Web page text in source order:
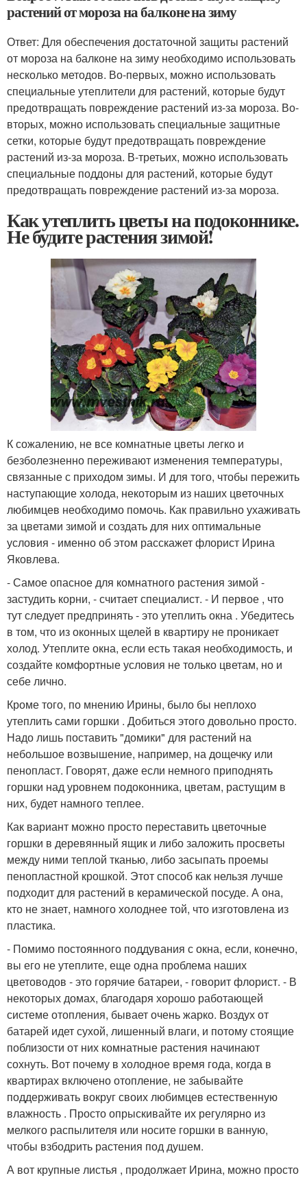
растений от мороза на балконе на зиму
Ответ: Для обеспечения достаточной защиты растений
от мороза на балконе на зиму необходимо использовать
несколько методов. Во-первых, можно использовать
специальные утеплители для растений, которые будут
предотвращать повреждение растений из-за мороза. Во-
вторых, можно использовать специальные защитные
сетки, которые будут предотвращать повреждение
растений из-за мороза. В-третьих, можно использовать
специальные поддоны для растений, которые будут
предотвращать повреждение растений из-за мороза.
Как утеплить цветы на подоконнике.
Не будите растения зимой!
К сожалению, не все комнатные цветы легко и
безболезненно переживают изменения температуры,
связанные с приходом зимы. И для того, чтобы пережить
наступающие холода, некоторым из наших цветочных
любимцев необходимо помочь. Как правильно ухаживать
за цветами зимой и создать для них оптимальные
условия - именно об этом расскажет флорист Ирина
Яковлева.
- Самое опасное для комнатного растения зимой -
застудить корни, - считает специалист. - И первое , что
тут следует предпринять - это утеплить окна . Убедитесь
в том, что из оконных щелей в квартиру не проникает
холод. Утеплите окна, если есть такая необходимость, и
создайте комфортные условия не только цветам, но и
себе лично.
Кроме того, по мнению Ирины, было бы неплохо
утеплить сами горшки . Добиться этого довольно просто.
Надо лишь поставить "домики" для растений на
небольшое возвышение, например, на дощечку или
пенопласт. Говорят, даже если немного приподнять
горшки над уровнем подоконника, цветам, растущим в
них, будет намного теплее.
Как вариант можно просто переставить цветочные
горшки в деревянный ящик и либо заложить просветы
между ними теплой тканью, либо засыпать проемы
пенопластной крошкой. Этот способ как нельзя лучше
подходит для растений в керамической посуде. А она,
кто не знает, намного холоднее той, что изготовлена из
пластика.
- Помимо постоянного поддувания с окна, если, конечно,
вы его не утеплите, еще одна проблема наших
цветоводов - это горячие батареи, - говорит флорист. - В
некоторых домах, благодаря хорошо работающей
системе отопления, бывает очень жарко. Воздух от
батарей идет сухой, лишенный влаги, и потому стоящие
поблизости от них комнатные растения начинают
сохнуть. Вот почему в холодное время года, когда в
квартирах включено отопление, не забывайте
поддерживать вокруг своих любимцев естественную
влажность . Просто опрыскивайте их регулярно из
мелкого распылителя или носите горшки в ванную,
чтобы взбодрить растения под душем.
А вот крупные листья , продолжает Ирина, можно просто